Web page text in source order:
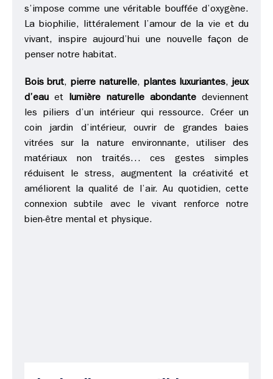
s’impose comme une véritable bouffée d’oxygène.
La biophilie, littéralement l’amour de la vie et du
vivant, inspire aujourd’hui une nouvelle façon de
penser notre habitat.
Bois brut, pierre naturelle, plantes luxuriantes, jeux
d’eau et lumière naturelle abondantedeviennent
les piliers d’un intérieur qui ressource. Créer un
coin jardin d’intérieur, ouvrir de grandes baies
vitrées sur la nature environnante, utiliser des
matériaux non traités… ces gestes simples
réduisent le stress, augmentent la créativité et
améliorent la qualité de l’air. Au quotidien, cette
connexion subtile avec le vivant renforce notre
bien-être mental et physique.